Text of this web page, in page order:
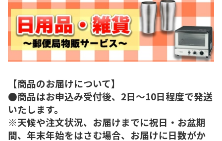
【商品のお届けについて】
●商品はお申込み受付後、2日～10日程度で発送
いたします。
※天候や注文状況、お届けまでに祝日・お盆期
間、年末年始をはさむ場合、お届けに日数がか